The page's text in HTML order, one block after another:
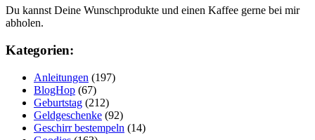
Du kannst Deine Wunschprodukte und einen Kaffee gerne bei mir
abholen.
Kategorien:
Anleitungen (197)
BlogHop (67)
Geburtstag (212)
Geldgeschenke (92)
Geschirr bestempeln (14)